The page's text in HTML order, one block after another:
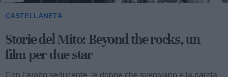
CASTELLANETA
Storie del Mito: Uno sceicco esuberante
Valentino fu consacrato attore internazionale, come abbiamo
visto, con il film “I quattro cavalieri dell’Apocalisse”. Così